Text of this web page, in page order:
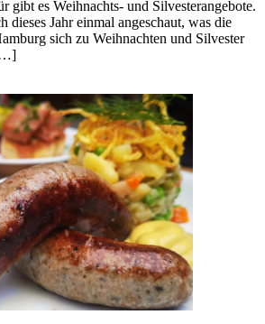
gibt es Weihnachts- und Silvesterangebote.
dieses Jahr einmal angeschaut, was die
sich zu Weihnachten und Silvester